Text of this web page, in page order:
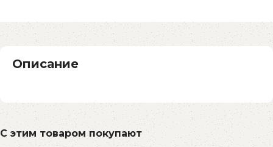
Описание
С этим товаром покупают